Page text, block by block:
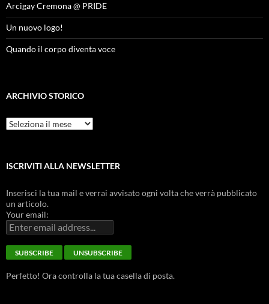
Arcigay Cremona @ PRIDE
Un nuovo logo!
Quando il corpo diventa voce
ARCHIVIO STORICO
Archivio
Storico
ISCRIVITI ALLA NEWSLETTER
Inserisci la tua mail e verrai avvisato ogni volta che verrà pubblicato
un articolo.
Your email:
Perfetto! Ora controlla la tua casella di posta.